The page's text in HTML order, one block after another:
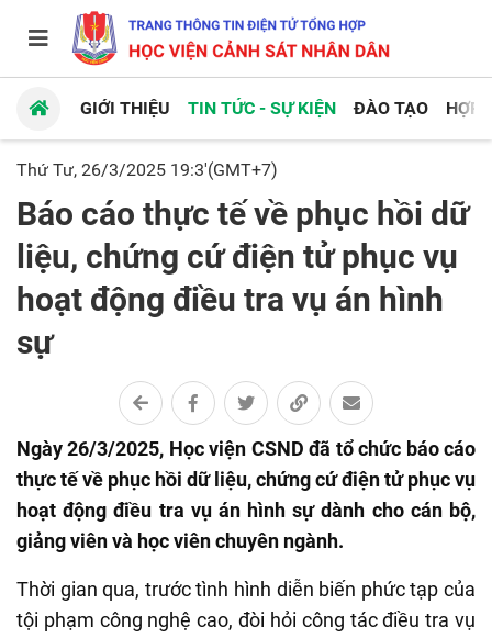
GIỚI THIỆU TIN TỨC - SỰ KIỆN ĐÀO TẠO HỢP
Thứ Tư, 26/3/2025 19:3'(GMT+7)
Báo cáo thực tế về phục hồi dữ
liệu, chứng cứ điện tử phục vụ
hoạt động điều tra vụ án hình
sự
Ngày 26/3/2025, Học viện CSND đã tổ chức báo cáo
thực tế về phục hồi dữ liệu, chứng cứ điện tử phục vụ
hoạt động điều tra vụ án hình sự dành cho cán bộ,
giảng viên và học viên chuyên ngành.
Thời gian qua, trước tình hình diễn biến phức tạp của
tội phạm công nghệ cao, đòi hỏi công tác điều tra vụ